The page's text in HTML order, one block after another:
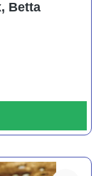
Betta